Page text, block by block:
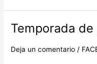
Temporada
Deja un comentario /
Temporada
promociones